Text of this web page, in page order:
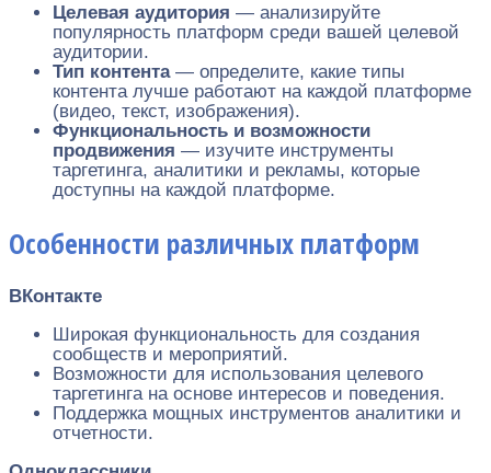
Целевая аудитория — анализируйте
популярность платформ среди вашей целевой
аудитории.
Тип контента— определите, какие типы
контента лучше работают на каждой платформе
(видео, текст, изображения).
Функциональность и возможности
продвижения — изучите инструменты
таргетинга, аналитики и рекламы, которые
доступны на каждой платформе.
Особенности различных платформ
ВКонтакте
Широкая функциональность для создания
сообществ и мероприятий.
Возможности для использования целевого
таргетинга на основе интересов и поведения.
Поддержка мощных инструментов аналитики и
отчетности.